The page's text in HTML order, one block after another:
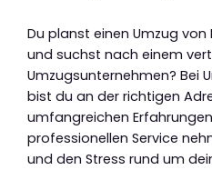
Du planst einen Umzug
und suchst nach einem
Umzugsunternehmen? Bei
bist du an der richtigen
umfangreichen
professionellen Service
und den Stress rund um